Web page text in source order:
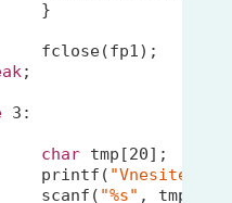
;
3 :
char tmp[20];
printf ( "Vnesite
scanf ( "%s" , tmp);